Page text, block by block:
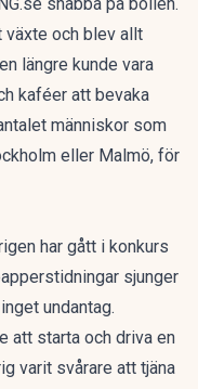
växte och blev allt
längre kunde vara
kaféer att bevaka
människor som
eller Malmö, för
har gått i konkurs
sjunger
undantag.
att starta och driva en
varit svårare att tjäna